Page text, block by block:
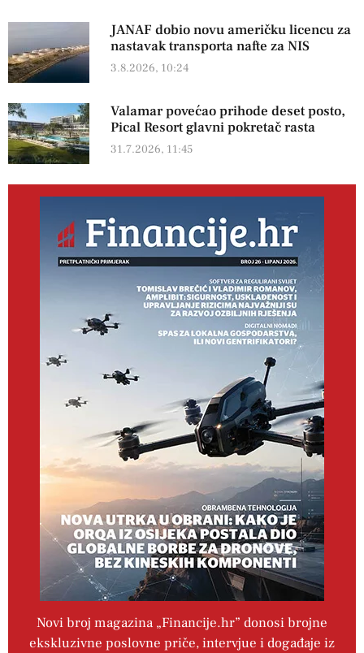
JANAF dobio novu američku licencu za
nastavak transporta nafte za NIS
3.8.2026, 10:24
Valamar povećao prihode deset posto,
Pical Resort glavni pokretač rasta
31.7.2026, 11:45
Novi broj magazina „Financije.hr” donosi brojne
ekskluzivne poslovne priče, intervjue i događaje iz